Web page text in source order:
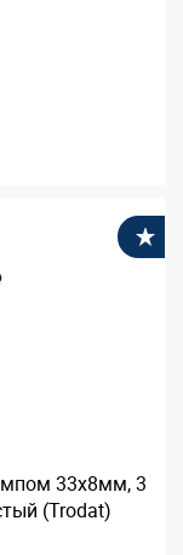
33х8мм, 3
(Trodat)